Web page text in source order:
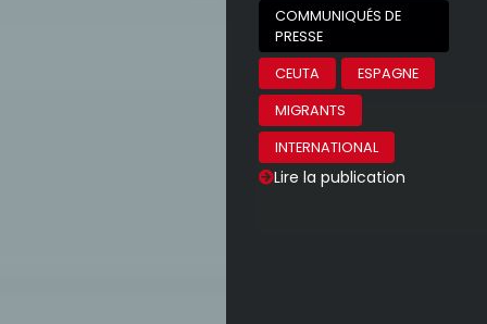
COMMUNIQUÉS DE
PRESSE
CEUTA
ESPAGNE
MIGRANTS
INTERNATIONAL
Lire la publication